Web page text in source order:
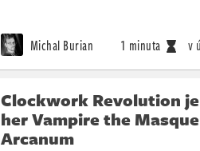
Michal Burian 1 minuta v
Clockwork Revolution
her Vampire the
Arcanum